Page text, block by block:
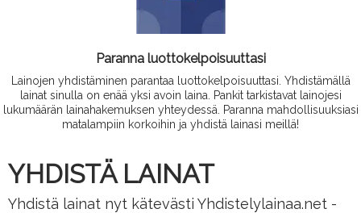
Paranna luottokelpoisuuttasi
Lainojen yhdistäminen parantaa luottokelpoisuuttasi. Yhdistämällä
lainat sinulla on enää yksi avoin laina. Pankit tarkistavat lainojesi
lukumäärän lainahakemuksen yhteydessä. Paranna mahdollisuuksiasi
matalampiin korkoihin ja yhdistä lainasi meillä!
YHDISTÄ LAINAT
Yhdistä lainat nyt kätevästi Yhdistelylainaa.net -